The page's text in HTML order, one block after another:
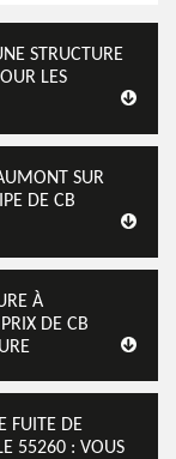
STRUCTURE
LES
SUR
DE CB
À
DE CB
FUITE DE
55260 : VOUS